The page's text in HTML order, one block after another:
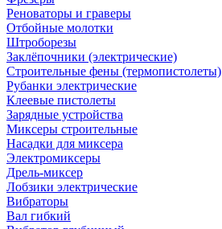
Реноваторы и граверы
Отбойные молотки
Штроборезы
Заклёпочники (электрические)
Строительные фены (термопистолеты)
Рубанки электрические
Клеевые пистолеты
Зарядные устройства
Миксеры строительные
Насадки для миксера
Электромиксеры
Дрель-миксер
Лобзики электрические
Вибраторы
Вал гибкий